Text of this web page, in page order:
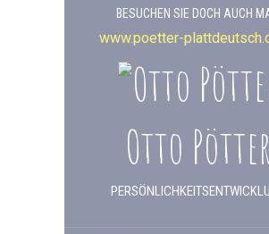
BESUCHEN SIE DOCH AUCH
www.poetter-
Otto Pötter